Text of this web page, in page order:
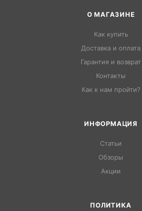
О МАГАЗИНЕ
Как купить
Доставка и оплата
Гарантия и возврат
Контакты
Как к нам пройти?
ИНФОРМАЦИЯ
Статьи
Обзоры
Акции
ПОЛИТИКА